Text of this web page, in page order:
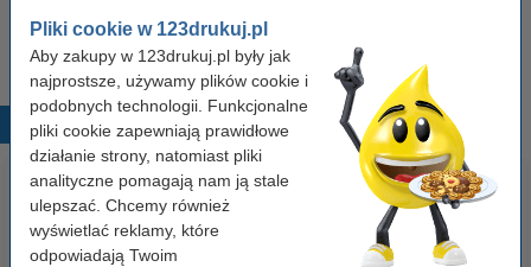
Pliki cookie w 123drukuj.pl
Aby zakupy w 123drukuj.pl były jak
najprostsze, używamy plików cookie i
podobnych technologii. Funkcjonalne
pliki cookie zapewniają prawidłowe
działanie strony, natomiast pliki
analityczne pomagają nam ją stale
ulepszać. Chcemy również
wyświetlać reklamy, które
odpowiadają Twoim
8,90 zł
Popularne produkty